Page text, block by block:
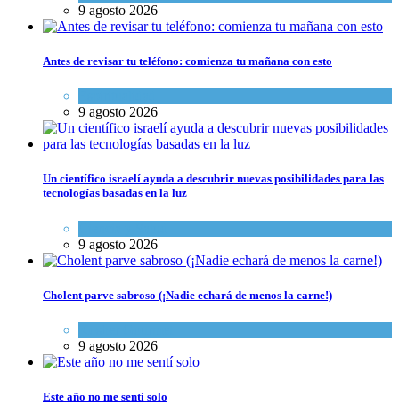
9 agosto 2026
Antes de revisar tu teléfono: comienza tu mañana con esto
9 agosto 2026
Un científico israelí ayuda a descubrir nuevas posibilidades para las
tecnologías basadas en la luz
9 agosto 2026
Cholent parve sabroso (¡Nadie echará de menos la carne!)
9 agosto 2026
Este año no me sentí solo